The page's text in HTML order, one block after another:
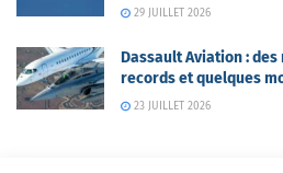
29 JUILLET 2026
Dassault Aviation :
records et quelques
23 JUILLET 2026